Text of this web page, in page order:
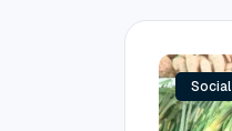
Social